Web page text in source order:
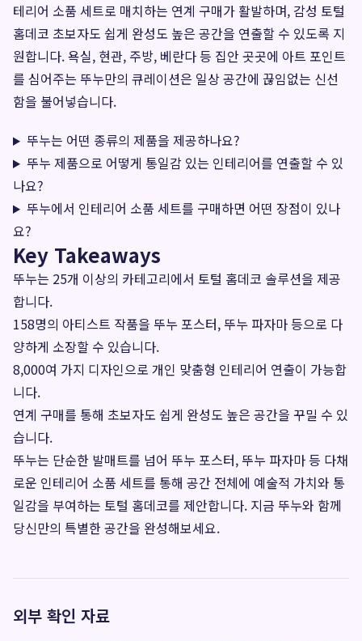
테리어 소품 세트로 매치하는 연계 구매가 활발하며, 감성 토털
홈데코 초보자도 쉽게 완성도 높은 공간을 연출할 수 있도록 지
원합니다. 욕실, 현관, 주방, 베란다 등 집안 곳곳에 아트 포인트
를 심어주는 뚜누만의 큐레이션은 일상 공간에 끊임없는 신선
함을 불어넣습니다.
뚜누는 어떤 종류의 제품을 제공하나요?
뚜누 제품으로 어떻게 통일감 있는 인테리어를 연출할 수 있
나요?
뚜누에서 인테리어 소품 세트를 구매하면 어떤 장점이 있나
요?
Key Takeaways
뚜누는 25개 이상의 카테고리에서 토털 홈데코 솔루션을 제공
합니다.
158명의 아티스트 작품을 뚜누 포스터, 뚜누 파자마 등으로 다
양하게 소장할 수 있습니다.
8,000여 가지 디자인으로 개인 맞춤형 인테리어 연출이 가능합
니다.
연계 구매를 통해 초보자도 쉽게 완성도 높은 공간을 꾸밀 수 있
습니다.
뚜누는 단순한 발매트를 넘어 뚜누 포스터, 뚜누 파자마 등 다채
로운 인테리어 소품 세트를 통해 공간 전체에 예술적 가치와 통
일감을 부여하는 토털 홈데코를 제안합니다. 지금 뚜누와 함께
당신만의 특별한 공간을 완성해보세요.
외부 확인 자료